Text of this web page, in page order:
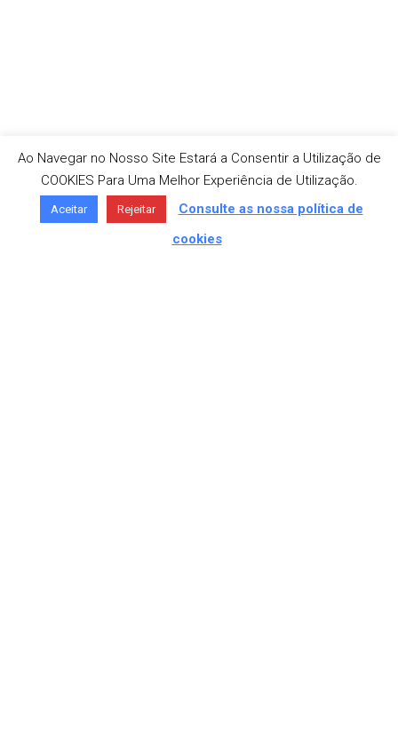
Ao Navegar no Nosso Site Estará a Consentir a Utilização de
COOKIES Para Uma Melhor Experiência de Utilização.
Aceitar Rejeitar
Consulte as nossa política de
cookies